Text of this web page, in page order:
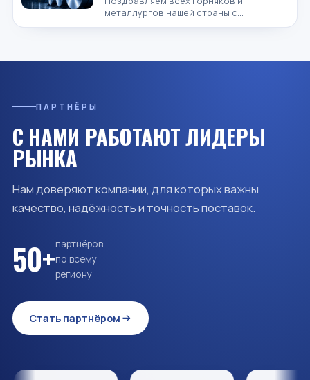
РЕСПУБЛИКИ УЗБЕКИСТАН
металлургов нашей страны с
профессиональным праздником —
ПАРТНЁРЫ
С НАМИ РАБОТАЮТ ЛИДЕРЫ
РЫНКА
Нам доверяют компании, для которых важны
качество, надёжность и точность поставок.
50+партнёров
по всему
региону
Стать партнёром